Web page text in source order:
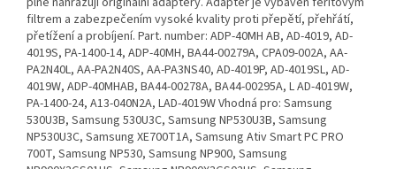
filtrem a zabezpečením vysoké kvality proti přepětí, přehřátí,
přetížení a probíjení. Part. number: ADP-40MH AB, AD-4019, AD-
4019S, PA-1400-14, ADP-40MH, BA44-00279A, CPA09-002A, AA-
PA2N40L, AA-PA2N40S, AA-PA3NS40, AD-4019P, AD-4019SL, AD-
4019W, ADP-40MHAB, BA44-00278A, BA44-00295A, L AD-4019W,
PA-1400-24, A13-040N2A, LAD-4019W Vhodná pro: Samsung
530U3B, Samsung 530U3C, Samsung NP530U3B, Samsung
NP530U3C, Samsung XE700T1A, Samsung Ativ Smart PC PRO
700T, Samsung NP530, Samsung NP900, Samsung